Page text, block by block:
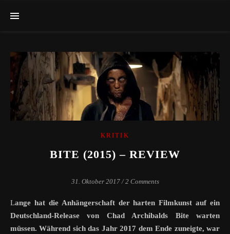
KRITIK
BITE (2015) – REVIEW
31. Oktober 2017 / 2 Comments
Lange hat die Anhängerschaft der harten Filmkunst auf ein
Deutschland-Release von Chad Archibalds Bite warten
müssen. Während sich das Jahr 2017 dem Ende zuneigte, war